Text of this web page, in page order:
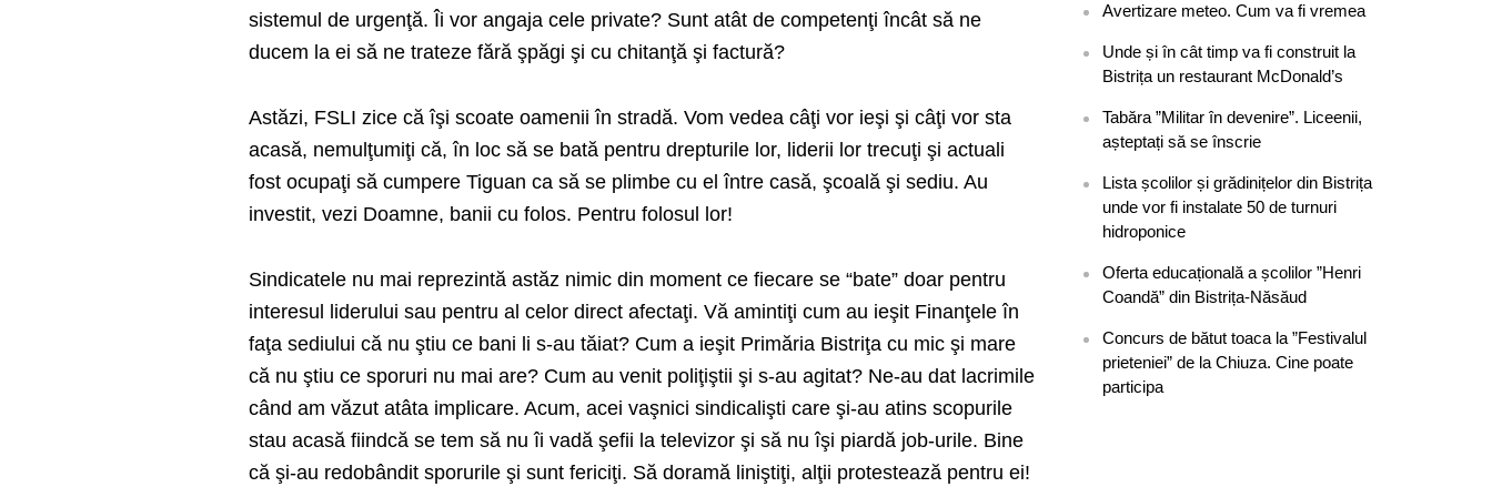
sistemul de urgenţă. Îi vor angaja cele private? Sunt atât de competenţi încât să ne
ducem la ei să ne trateze fără şpăgi şi cu chitanţă şi factură?
Astăzi, FSLI zice că îşi scoate oamenii în stradă. Vom vedea câţi vor ieşi şi câţi vor sta
acasă, nemulţumiţi că, în loc să se bată pentru drepturile lor, liderii lor trecuţi şi actuali
fost ocupaţi să cumpere Tiguan ca să se plimbe cu el între casă, şcoală şi sediu. Au
investit, vezi Doamne, banii cu folos. Pentru folosul lor!
Sindicatele nu mai reprezintă astăz nimic din moment ce fiecare se “bate” doar pentru
interesul liderului sau pentru al celor direct afectaţi. Vă amintiţi cum au ieşit Finanţele în
faţa sediului că nu ştiu ce bani li s-au tăiat? Cum a ieşit Primăria Bistriţa cu mic şi mare
că nu ştiu ce sporuri nu mai are? Cum au venit poliţiştii şi s-au agitat? Ne-au dat lacrimile
când am văzut atâta implicare. Acum, acei vaşnici sindicalişti care şi-au atins scopurile
stau acasă fiindcă se tem să nu îi vadă şefii la televizor şi să nu îşi piardă job-urile. Bine
că şi-au redobândit sporurile şi sunt fericiţi. Să doramă liniştiţi, alţii protestează pentru ei!
Avertizare meteo. Cum va fi vremea
Unde și în cât timp va fi construit la
Bistrița un restaurant McDonald’s
Tabăra ”Militar în devenire”. Liceenii,
așteptați să se înscrie
Lista școlilor și grădinițelor din Bistrița
unde vor fi instalate 50 de turnuri
hidroponice
Oferta educațională a școlilor ”Henri
Coandă” din Bistrița-Năsăud
Concurs de bătut toaca la ”Festivalul
prieteniei” de la Chiuza. Cine poate
participa